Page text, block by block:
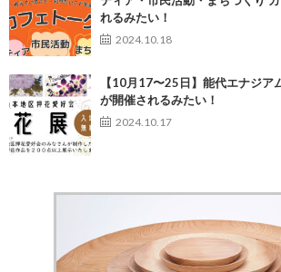
れるみたい！
2024.10.18
【10月17〜25日】能代エナジア
が開催されるみたい！
2024.10.17